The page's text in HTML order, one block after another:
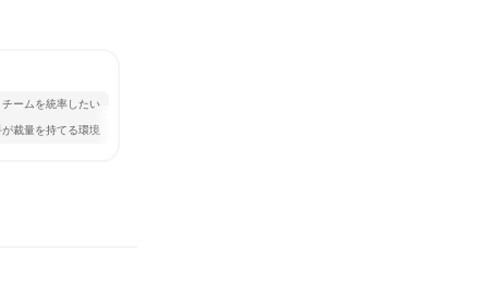
チームを統率したい
裁量を持てる環境